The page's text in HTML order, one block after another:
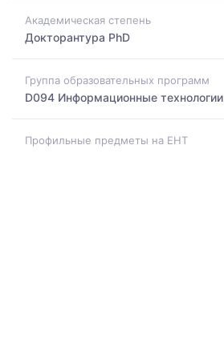
Академическая степень
Докторантура PhD
Группа образовательных программ
D094 Информационные технологии
Профильные предметы на ЕНТ